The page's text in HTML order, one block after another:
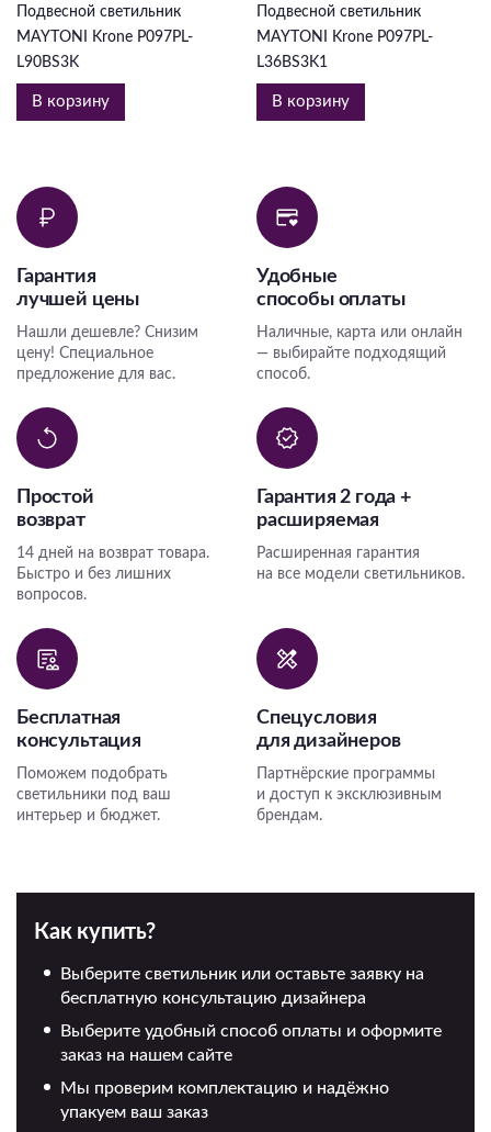
Подвесной светильник
MAYTONI Krone P097PL-
L90BS3K
В корзину
Подвесной светильник
MAYTONI Krone P097PL-
L36BS3K1
В корзину
Гарантия
лучшей цены
Нашли дешевле? Снизим
цену! Специальное
предложение для вас.
Удобные
способы оплаты
Наличные, карта или онлайн
— выбирайте подходящий
способ.
Простой
возврат
14 дней на возврат товара.
Быстро и без лишних
вопросов.
Гарантия 2 года +
расширяемая
Расширенная гарантия
на все модели светильников.
Бесплатная
консультация
Поможем подобрать
светильники под ваш
интерьер и бюджет.
Спецусловия
для дизайнеров
Партнёрские программы
и доступ к эксклюзивным
брендам.
Как купить?
Выберите светильник или оставьте заявку на
бесплатную консультацию дизайнера
Выберите удобный способ оплаты и оформите
заказ на нашем сайте
Мы проверим комплектацию и надёжно
упакуем ваш заказ